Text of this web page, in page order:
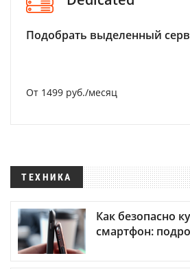
Подобрать выделенный
От 1499 руб./месяц
ТЕХНИКА
Как безопасно
смартфон: